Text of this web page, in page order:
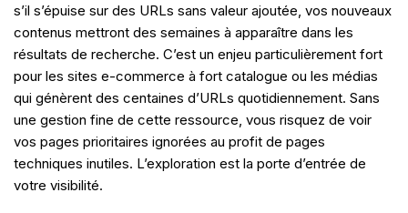
s’il s’épuise sur des URLs sans valeur ajoutée, vos nouveaux
contenus mettront des semaines à apparaître dans les
résultats de recherche. C’est un enjeu particulièrement fort
pour les sites e-commerce à fort catalogue ou les médias
qui génèrent des centaines d’URLs quotidiennement. Sans
une gestion fine de cette ressource, vous risquez de voir
vos pages prioritaires ignorées au profit de pages
techniques inutiles. L’exploration est la porte d’entrée de
votre visibilité.